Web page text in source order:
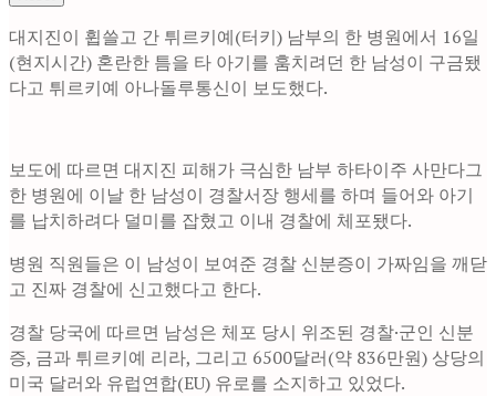
대지진이 휩쓸고 간 튀르키예(터키) 남부의 한 병원에서 16일
(현지시간) 혼란한 틈을 타 아기를 훔치려던 한 남성이 구금됐
다고 튀르키예 아나돌루통신이 보도했다.
보도에 따르면 대지진 피해가 극심한 남부 하타이주 사만다그
한 병원에 이날 한 남성이 경찰서장 행세를 하며 들어와 아기
를 납치하려다 덜미를 잡혔고 이내 경찰에 체포됐다.
병원 직원들은 이 남성이 보여준 경찰 신분증이 가짜임을 깨닫
고 진짜 경찰에 신고했다고 한다.
경찰 당국에 따르면 남성은 체포 당시 위조된 경찰·군인 신분
증, 금과 튀르키예 리라, 그리고 6500달러(약 836만원) 상당의
미국 달러와 유럽연합(EU) 유로를 소지하고 있었다.